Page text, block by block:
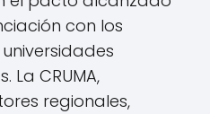
con los
La CRUMA,
regionales,